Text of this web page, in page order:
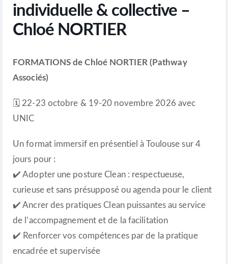
individuelle & collective –
Chloé NORTIER
FORMATIONS de Chloé NORTIER (Pathway
Associés)
🗓️ 22-23 octobre & 19-20 novembre 2026 avec
UNIC
Un format immersif en présentiel à Toulouse sur 4
jours pour :
✔️ Adopter une posture Clean : respectueuse,
curieuse et sans présupposé ou agenda pour le client
✔️ Ancrer des pratiques Clean puissantes au service
de l’accompagnement et de la facilitation
✔️ Renforcer vos compétences par de la pratique
encadrée et supervisée